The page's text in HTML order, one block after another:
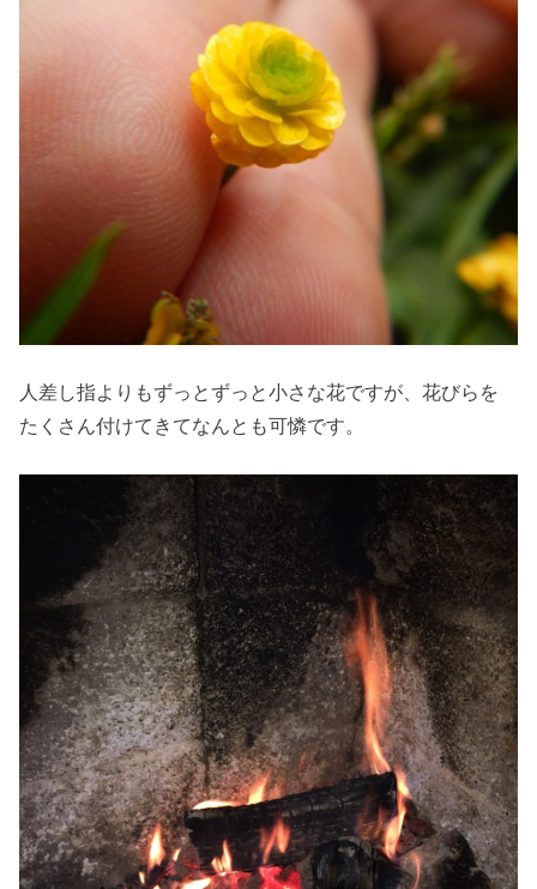
人差し指よりもずっとずっと小さな花ですが、花びらを
たくさん付けてきてなんとも可憐です。